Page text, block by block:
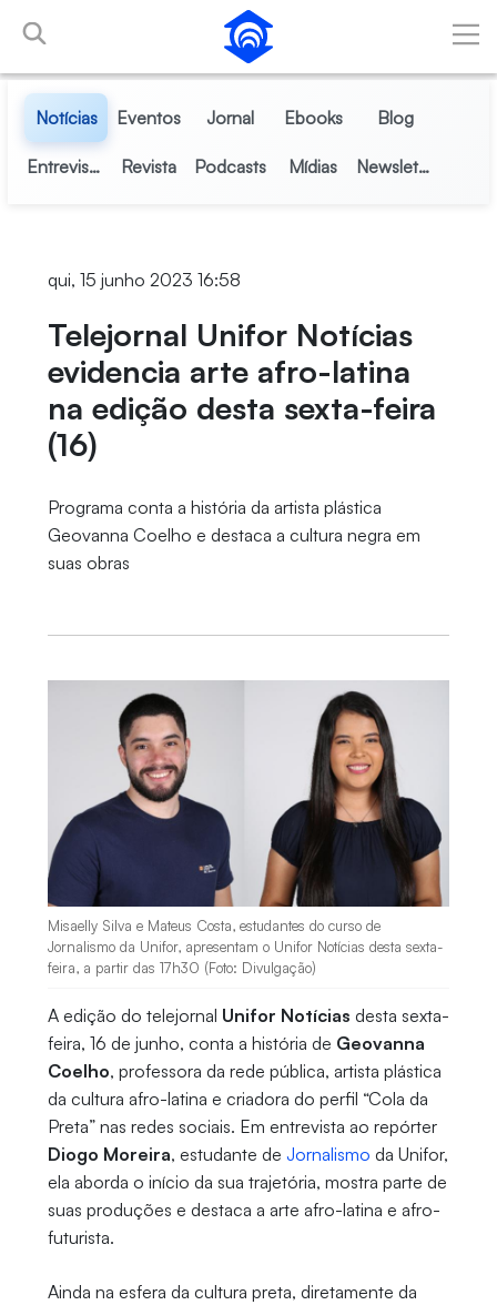
Pular para o Conteúdo principal
Notícias Eventos Jornal Ebooks Blog
Entrevistas Revista Podcasts Mídias Newsletter
qui, 15 junho 2023 16:58
Telejornal Unifor Notícias
evidencia arte afro-latina
na edição desta sexta-feira
(16)
Programa conta a história da artista plástica
Geovanna Coelho e destaca a cultura negra em
suas obras
Misaelly Silva e Mateus Costa, estudantes do curso de
Jornalismo da Unifor, apresentam o Unifor Notícias desta sexta-
feira, a partir das 17h30 (Foto: Divulgação)
A edição do telejornal Unifor Notícias desta sexta-
feira, 16 de junho, conta a história de Geovanna
Coelho, professora da rede pública, artista plástica
da cultura afro-latina e criadora do perfil “Cola da
Preta” nas redes sociais. Em entrevista ao repórter
Diogo Moreira, estudante de Jornalismo da Unifor,
ela aborda o início da sua trajetória, mostra parte de
suas produções e destaca a arte afro-latina e afro-
futurista.
Ainda na esfera da cultura preta, diretamente da